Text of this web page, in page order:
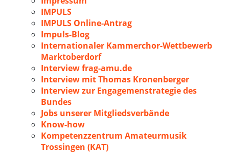
IMPULS
IMPULS Online-Antrag
Impuls-Blog
Internationaler Kammerchor-Wettbewerb
Marktoberdorf
Interview frag-amu.de
Interview mit Thomas Kronenberger
Interview zur Engagemenstrategie des
Bundes
Jobs unserer Mitgliedsverbände
Know-how
Kompetenzzentrum Amateurmusik
Trossingen (KAT)